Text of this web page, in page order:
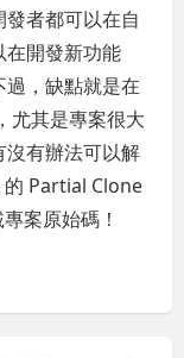
者都可以在自
在開發新功能
，缺點就是在
尤其是專案很大
沒有辦法可以解
的 Partial Clone
案原始碼！